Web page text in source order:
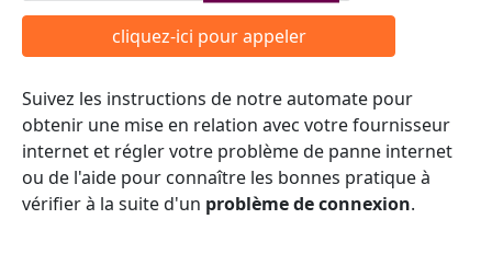
cliquez-ici pour appeler
Suivez les instructions de notre automate pour
obtenir une mise en relation avec votre fournisseur
internet et régler votre problème de panne internet
ou de l'aide pour connaître les bonnes pratique à
vérifier à la suite d'un problème de connexion.